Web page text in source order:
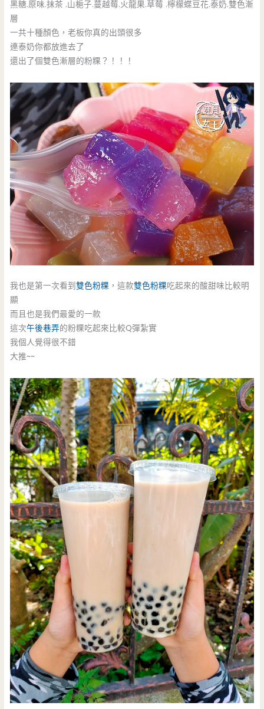
黑糖.原味.抹茶 .山梔子.蔓越莓.火龍果.草莓 .檸檬蝶豆花.泰奶.雙色漸
層
一共十種顏色，老板你真的出頭很多
連泰奶你都放進去了
還出了個雙色漸層的粉粿？！！！
我也是第一次看到雙色粉粿 ，這款雙色粉粿吃起來的酸甜味比較明
顯
而且也是我們最愛的一款
這次午後巷弄的粉粿吃起來比較Q彈紮實
我個人覺得很不錯
大推~~